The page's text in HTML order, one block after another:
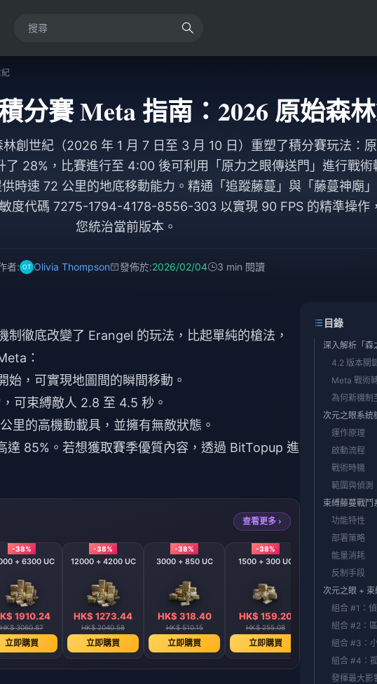
分賽 Meta 指南：2026 原始森
創世紀（2026 年 1 月 7 日至 3 月 10 日）重塑了積分賽玩法：
了 28%，比賽進行至 4:00 後可利用「原力之眼傳送門」進行戰術
時速 72 公里的地底移動能力。精通「追蹤藤蔓」與「藤蔓神廟
度代碼 7275-1794-4178-8556-303 以實現 90 FPS 的精準操作
您統治當前版本。
者: Olivia Thompson 發佈於:2026/02/04 3 min 閱讀
徹底改變了 Erangel 的玩法，比起單純的槍法，
：
始，可實現地圖間的瞬間移動。
可束縛敵人 2.8 至 4.5 秒。
里的高機動載具，並擁有無敵狀態。
85%。若想獲取賽季優質內容，透過 BitTopup 進
查看更多 ›
-38%
+ 6300 UC
1910.24
HK$ 3060.87
立即購買
-38%
12000 + 4200 UC
HK$ 1273.44
HK$ 2040.58
立即購買
-38%
3000 + 850 UC
HK$ 318.40
HK$ 510.15
立即購買
-38%
1500 + 300 UC
HK$ 159.20
HK$ 255.08
立即購買
600 + 60 UC
HK$ 102.37
立即購買
目錄
深入解析「森
4.2 版本關
Meta 戰術
為何新機制
次元之眼系統
運作原理
啟動流程
戰術時機
範圍與偵測
束縛藤蔓戰鬥
功能特性
部署策略
能量消耗
反制手段
次元之眼 +
組合 #1：
組合 #2：
組合 #3：
組合 #4：
發揮最大影